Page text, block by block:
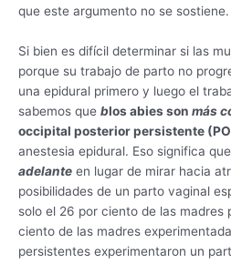
que este argumento no se sostiene.
Si bien es difícil determinar si las
porque su trabajo de parto no
una epidural primero y luego el
sabemos que blos abies son más
occipital posterior persistente
anestesia epidural. Eso significa
adelante en lugar de mirar hacia
posibilidades de un parto vaginal
solo el 26 por ciento de las madres
ciento de las madres
persistentes experimentaron un